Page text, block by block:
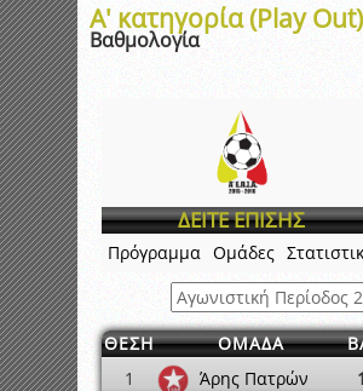
Α' κατηγορία (Play Out)
Βαθμολογία
ΔΕΙΤΕ ΕΠΙΣΗΣ
Πρόγραμμα Ομάδες
ΘΕΣΗ ΟΜΑΔΑ
1
Άρης Πατρών